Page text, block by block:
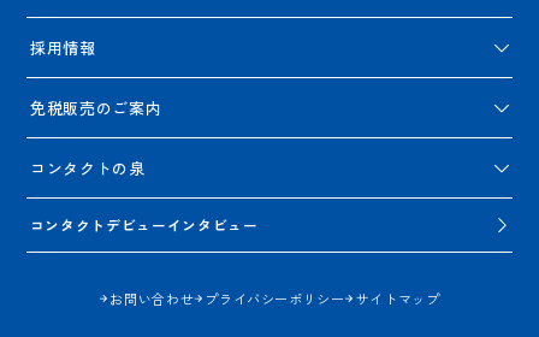
採用情報
免税販売のご案内
コンタクトの泉
コンタクトデビューインタビュー
お問い合わせ プライバシーポリシー サイトマップ